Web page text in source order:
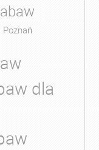
dla